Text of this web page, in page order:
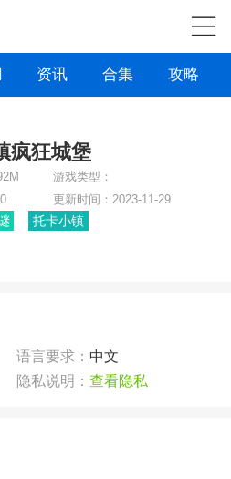
资讯 合集 攻略
枪战射击
模拟塔防 体育竞技
疯狂城堡
游戏类型：
更新时间：2023-11-29
托卡小镇
语言要求： 中文
隐私说明： 查看隐私